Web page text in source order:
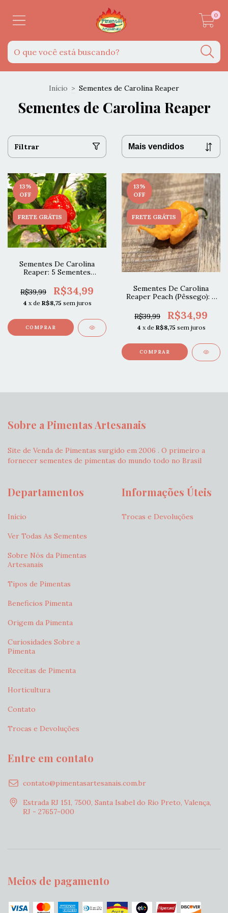
0
Início > Sementes de Carolina Reaper
Sementes de Carolina Reaper
Filtrar
13%
OFF
FRETE GRÁTIS
Sementes De Carolina
Reaper: 5 Sementes
Mundo)
R$39,99 R$34,99
4 x de R$8,75 sem juros
13%
OFF
FRETE GRÁTIS
Sementes De Carolina
Reaper Peach (Pêssego): 5
R$39,99
R$34,99
4 x de R$8,75 sem juros
Sobre a Pimentas Artesanais
Site de Venda de Pimentas surgido em 2006 . O primeiro a
fornecer sementes de pimentas do mundo todo no Brasil
Departamentos
Início
Ver Todas As Sementes
Sobre Nós da Pimentas
Artesanais
Tipos de Pimentas
Beneficios Pimenta
Origem da Pimenta
Curiosidades Sobre a
Pimenta
Receitas de Pimenta
Horticultura
Contato
Trocas e Devoluções
Informações Úteis
Trocas e Devoluções
Entre em contato
contato@pimentasartesanais.com.br
Estrada RJ 151, 7500, Santa Isabel do Rio Preto, Valença,
RJ - 27657-000
Meios de pagamento